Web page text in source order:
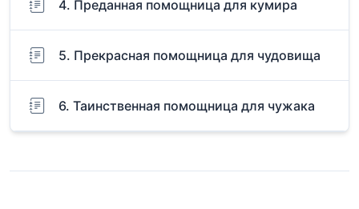
4. Преданная помощница для кумира
5. Прекрасная помощница для чудовища
6. Таинственная помощница для чужака